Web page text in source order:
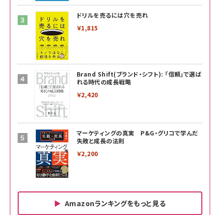
ドリルを売るには穴を売れ
￥1,815
Brand Shift(ブランド・シフト): 「信頼」で選ば
れる時代の成長戦略
￥2,420
マーケティングの真実 P&G・グリコで学んだ
失敗と成長の法則
￥2,200
Amazonランキングをもっと見る